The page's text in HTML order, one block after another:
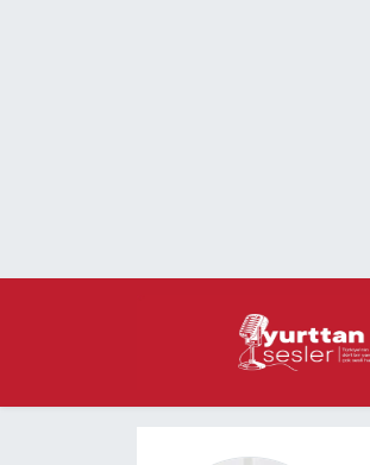
Süper Lig Puan Durumu ve Fikstür
Son Dakika Haberleri